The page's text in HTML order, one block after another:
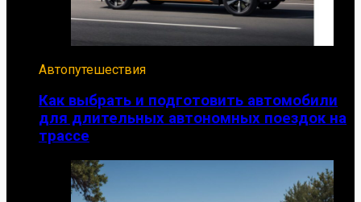
Автопутешествия
Как выбрать и подготовить автомобили
для длительных автономных поездок на
трассе